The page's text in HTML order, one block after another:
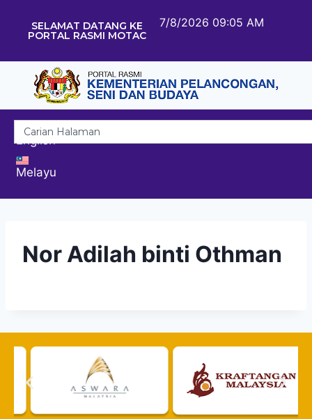
SELAMAT DATANG KE
PORTAL RASMI MOTAC
7/8/2026 09:05 AM
English
Melayu
Nor Adilah binti Othman